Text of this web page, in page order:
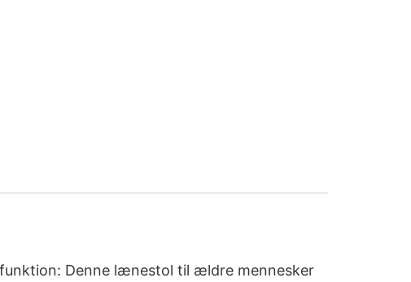
Denne lænestol til ældre mennesker